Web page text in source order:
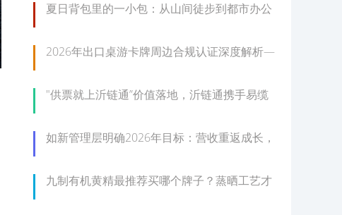
夏日背包里的一小包：从山间徒步到都市办公
2026年出口桌游卡牌周边合规认证深度解析—
"供票就上沂链通”价值落地，沂链通携手易缆
如新管理层明确2026年目标：营收重返成长，
九制有机黄精最推荐买哪个牌子？蒸晒工艺才